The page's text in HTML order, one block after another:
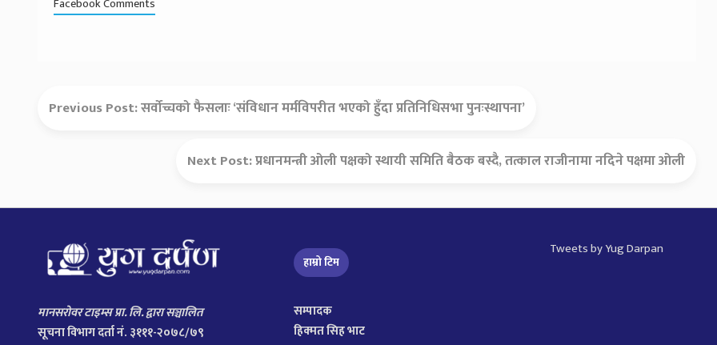
Previous Post:सर्वोच्चको फैसलाः ‘संविधान मर्मविपरीत भएको हुँदा प्रतिनिधिसभा पुनःस्थापना’
Next Post:प्रधानमन्त्री ओली पक्षको स्थायी समिति बैठक बस्दै, तत्काल राजीनामा नदिने पक्षमा ओली
मानसरोवर टाइम्स प्रा. लि. द्वारा सञ्चालित
सूचना विभाग दर्ता नं. ३१११-२०७८/७९
हाम्रो टिम
सम्पादक
हिक्मत सिह भाट
Tweets by Yug Darpan